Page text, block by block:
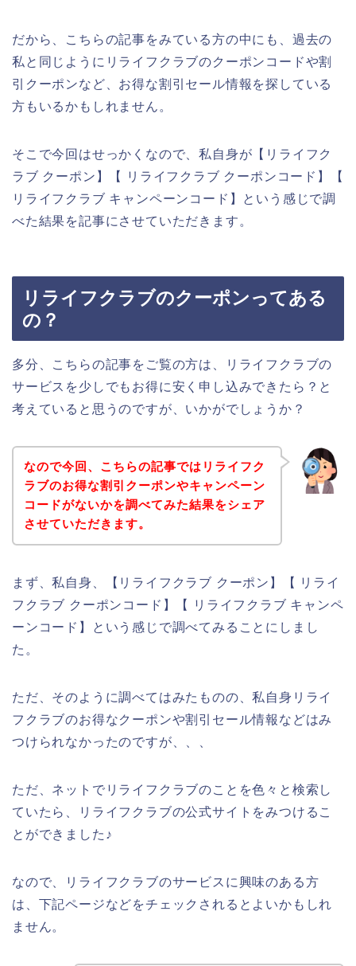
だから、こちらの記事をみている方の中にも、過去の
私と同じようにリライフクラブのクーポンコードや割
引クーポンなど、お得な割引セール情報を探している
方もいるかもしれません。
そこで今回はせっかくなので、私自身が【リライフク
ラブ クーポン】【 リライフクラブ クーポンコード】【
リライフクラブ キャンペーンコード】という感じで調
べた結果を記事にさせていただきます。
リライフクラブのクーポンってある
の？
多分、こちらの記事をご覧の方は、リライフクラブの
サービスを少しでもお得に安く申し込みできたら？と
考えていると思うのですが、いかがでしょうか？
なので今回、こちらの記事ではリライフク
ラブのお得な割引クーポンやキャンペーン
コードがないかを調べてみた結果をシェア
させていただきます。
まず、私自身、【リライフクラブ クーポン】【 リライ
フクラブ クーポンコード】【 リライフクラブ キャンペ
ーンコード】という感じで調べてみることにしまし
た。
ただ、そのように調べてはみたものの、私自身リライ
フクラブのお得なクーポンや割引セール情報などはみ
つけられなかったのですが、、、
ただ、ネットでリライフクラブのことを色々と検索し
ていたら、リライフクラブの公式サイトをみつけるこ
とができました♪
なので、リライフクラブのサービスに興味のある方
は、下記ページなどをチェックされるとよいかもしれ
ません。